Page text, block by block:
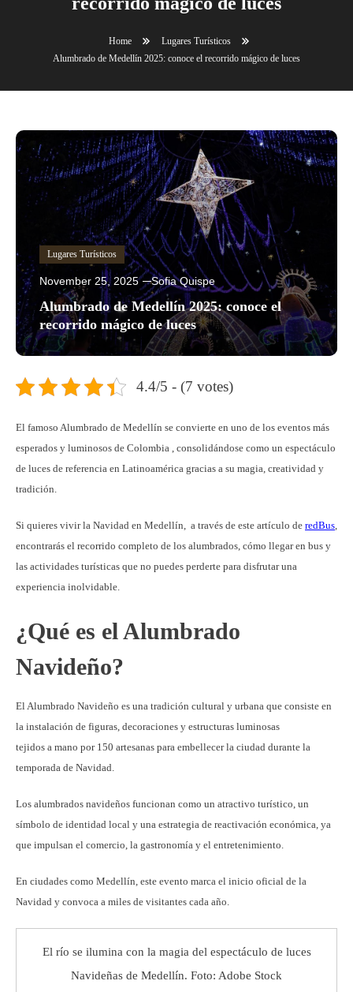
Home
Lugares Turísticos
Alumbrado de Medellín 2025: conoce el recorrido mágico de luces
Lugares Turísticos
November 25, 2025 Sofia Quispe
Alumbrado de Medellín 2025: conoce el
recorrido mágico de luces
4.4/5 - (7 votes)
El famoso Alumbrado de Medellín se convierte en uno de los eventos más
esperados y luminosos de Colombia , consolidándose como un espectáculo
de luces de referencia en Latinoamérica gracias a su magia, creatividad y
tradición.
Si quieres vivir la Navidad en Medellín, a través de este artículo de redBus
encontrarás el recorrido completo de los alumbrados, cómo llegar en bus y
las actividades turísticas que no puedes perderte para disfrutar una
experiencia inolvidable.
¿Qué es el Alumbrado
Navideño?
El Alumbrado Navideño es una tradición cultural y urbana que consiste en
la instalación de figuras, decoraciones y estructuras luminosas
tejidos a mano por 150 artesanas para embellecer la ciudad durante la
temporada de Navidad.
Los alumbrados navideños funcionan como un atractivo turístico, un
símbolo de identidad local y una estrategia de reactivación económica, ya
que impulsan el comercio, la gastronomía y el entretenimiento.
En ciudades como Medellín, este evento marca el inicio oficial de la
Navidad y convoca a miles de visitantes cada año.
El río se ilumina con la magia del espectáculo de luces
Navideñas de Medellín. Foto: Adobe Stock